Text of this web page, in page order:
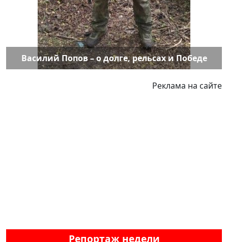
Василий Попов – о долге, рельсах и Победе
Реклама на сайте
Репортаж недели